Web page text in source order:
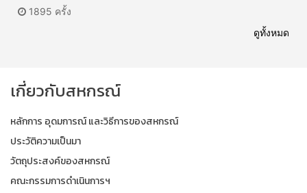
1895 ครั้ง
ดูทั้งหมด
เกี่ยวกับสหกรณ์
หลักการ อุดมการณ์ และวิธีการของสหกรณ์
ประวัติความเป็นมา
วัตถุประสงค์ของสหกรณ์
คณะกรรมการดำเนินการฯ